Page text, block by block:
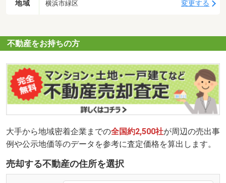
地域 横浜市緑区 変更する
不動産をお持ちの方
大手から地域密着企業までの全国約2,500社が周辺の売出事
例や公示地価等のデータを参考に査定価格を算出します。
売却する不動産の住所を選択